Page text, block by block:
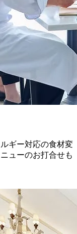
ギー対応の食材変
ューのお打合せも